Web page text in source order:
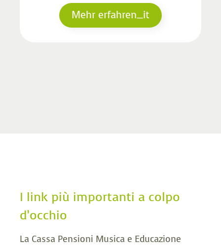
Mehr erfahren_it
I link più importanti a colpo
d’occhio
La Cassa Pensioni Musica e Educazione